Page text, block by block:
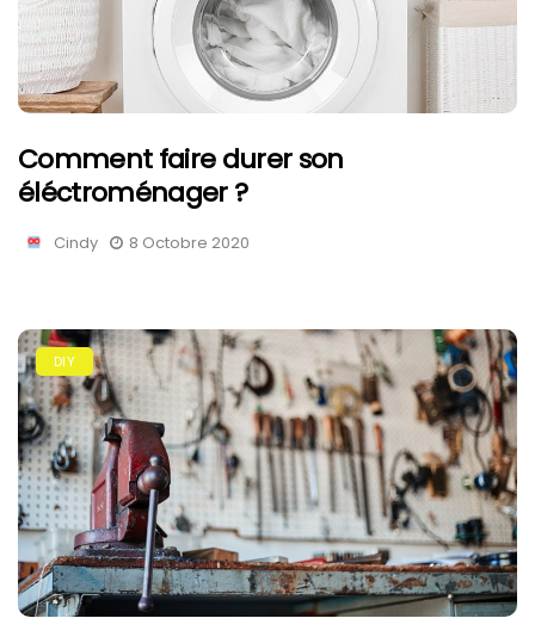
Comment faire durer son
éléctroménager ?
Cindy 8 Octobre 2020
DIY